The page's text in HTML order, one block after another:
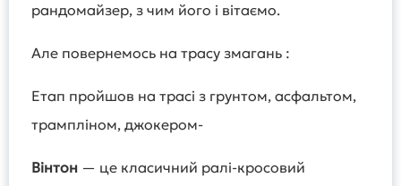
рандомайзер, з чим його і вітаємо.
Але повернемось на трасу змагань :
Етап пройшов на трасі з грунтом, асфальтом,
трампліном, джокером-
Вінтон — це класичний ралі-кросовий